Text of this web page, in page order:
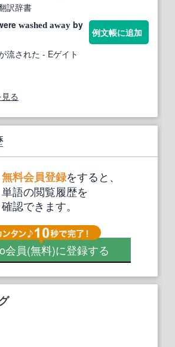
訳辞書
washed away by
流された - Eゲイト
例文帳に追加
る
無料会員登録をすると、
単語の閲覧履歴を
確認できます。
会員(無料)に登録する